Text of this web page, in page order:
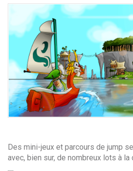
Des mini-jeux et parcours de jump
avec, bien sur, de nombreux lots à la